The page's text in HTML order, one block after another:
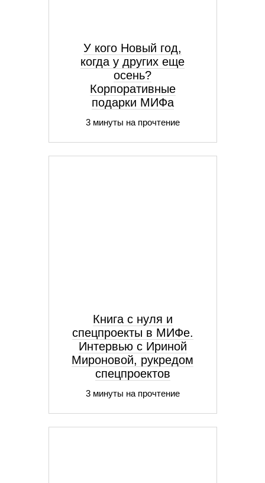
У кого Новый год,
когда у других еще
осень?
Корпоративные
подарки МИФа
3 минуты на прочтение
Книга с нуля и
спецпроекты в МИФе.
Интервью с Ириной
Мироновой, рукредом
спецпроектов
3 минуты на прочтение